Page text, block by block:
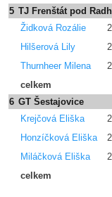
5 TJ Frenštát pod
Židková Rozálie
Hilšerová Lily
Thurnheer Milena
celkem
6 GT Šestajovice
Krejčová Eliška
Honzíčková Eliška
Miláčková Eliška
celkem